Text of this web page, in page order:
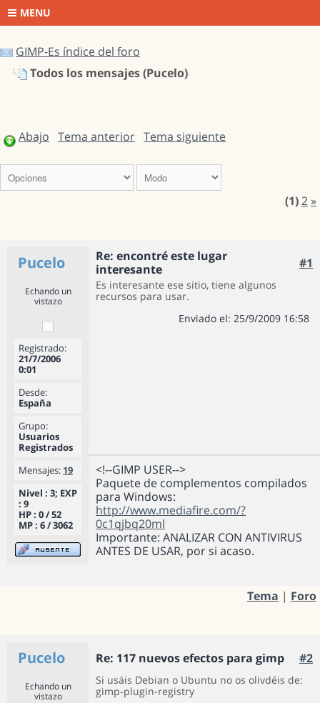
MENU
GIMP-Es índice del foro
Todos los mensajes (Pucelo)
Abajo Tema anterior Tema siguiente
(1)2»
Pucelo
Re: encontré este lugar
interesante
#1
Echando un
vistazo
Registrado:
21/7/2006
0:01
Desde:
España
Grupo:
Usuarios
Registrados
Mensajes: 19
Nivel : 3; EXP
: 9
HP : 0 / 52
MP : 6 / 3062
Es interesante ese sitio, tiene algunos
recursos para usar.
Enviado el: 25/9/2009 16:58
<!--GIMP USER-->
Paquete de complementos compilados
para Windows:
http://www.mediafire.com/?
0c1qjbq20ml
Importante: ANALIZAR CON ANTIVIRUS
ANTES DE USAR, por si acaso.
Tema | Foro
Pucelo Re: 117 nuevos efectos para gimp #2
Echando un
vistazo
Si usáis Debian o Ubuntu no os olivdéis de:
gimp-plugin-registry